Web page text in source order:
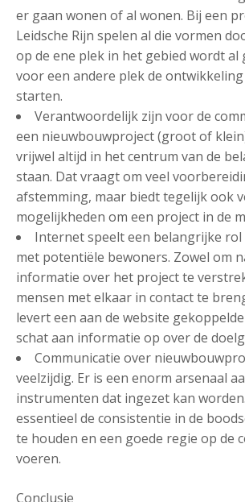
er gaan wonen of al wonen. Bij een
Leidsche Rijn spelen al die vormen
op de ene plek in het gebied wordt al
voor een andere plek de
starten.
Verantwoordelijk zijn voor de
een nieuwbouwproject (groot of
vrijwel altijd in het centrum van de
staan. Dat vraagt om veel
afstemming, maar biedt tegelijk ook
mogelijkheden om een project in de
Internet speelt een belangrijke rol
met potentiële bewoners. Zowel om
informatie over het project te
mensen met elkaar in contact te
levert een aan de website
schat aan informatie op over de
Communicatie over
veelzijdig. Er is een enorm arsenaal
instrumenten dat ingezet kan
essentieel de consistentie in de
te houden en een goede regie op de
voeren.
Conclusie